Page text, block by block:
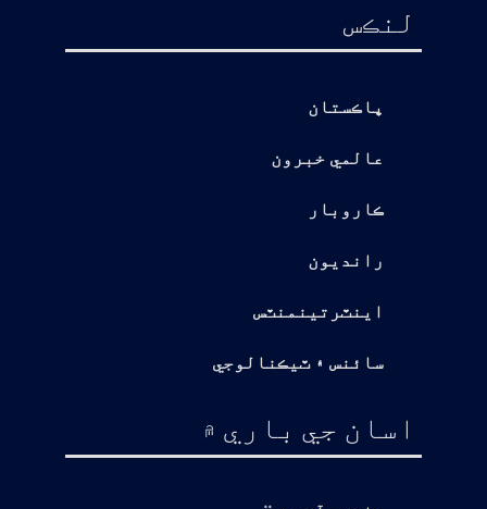
لنڪس
پاڪستان
عالمي خبرون
ڪاروبار
رانديون
اينٽرتينمنٽس
سائنس ۽ ٽيڪنالوجي
اسان جي باري ۾